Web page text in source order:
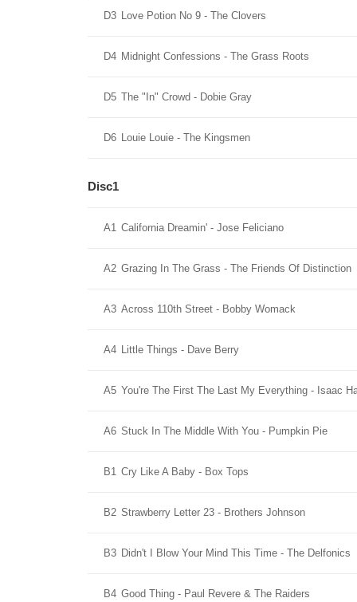
D3 Love Potion No 9 - The Clovers
D4 Midnight Confessions - The Grass Roots
D5 The "In" Crowd - Dobie Gray
D6 Louie Louie - The Kingsmen
Disc1
A1 California Dreamin' - Jose Feliciano
A2 Grazing In The Grass - The Friends Of Distinction
A3 Across 110th Street - Bobby Womack
A4 Little Things - Dave Berry
A5 You're The First The Last My Everything - Isaac
A6 Stuck In The Middle With You - Pumpkin Pie
B1 Cry Like A Baby - Box Tops
B2 Strawberry Letter 23 - Brothers Johnson
B3 Didn't I Blow Your Mind This Time - The Delfonics
B4 Good Thing - Paul Revere & The Raiders